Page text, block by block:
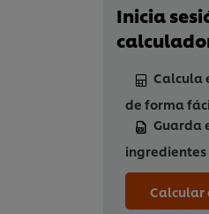
Inicia
Calcula
de forma
Guarda
Calcular